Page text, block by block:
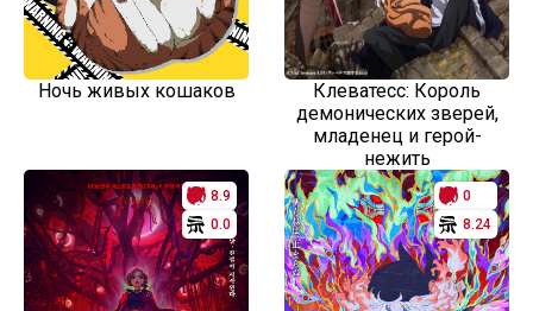
Ночь живых кошаков
Клеватесс: Король
демонических зверей,
младенец и герой-
нежить
8.9
0.0
0
8.24